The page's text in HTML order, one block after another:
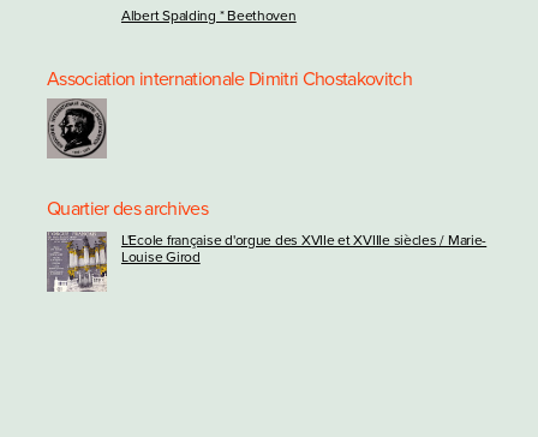
Albert Spalding * Beethoven
Association internationale Dimitri Chostakovitch
Quartier des archives
L'Ecole française d'orgue des XVIIe et XVIIIe siècles / Marie-
Louise Girod